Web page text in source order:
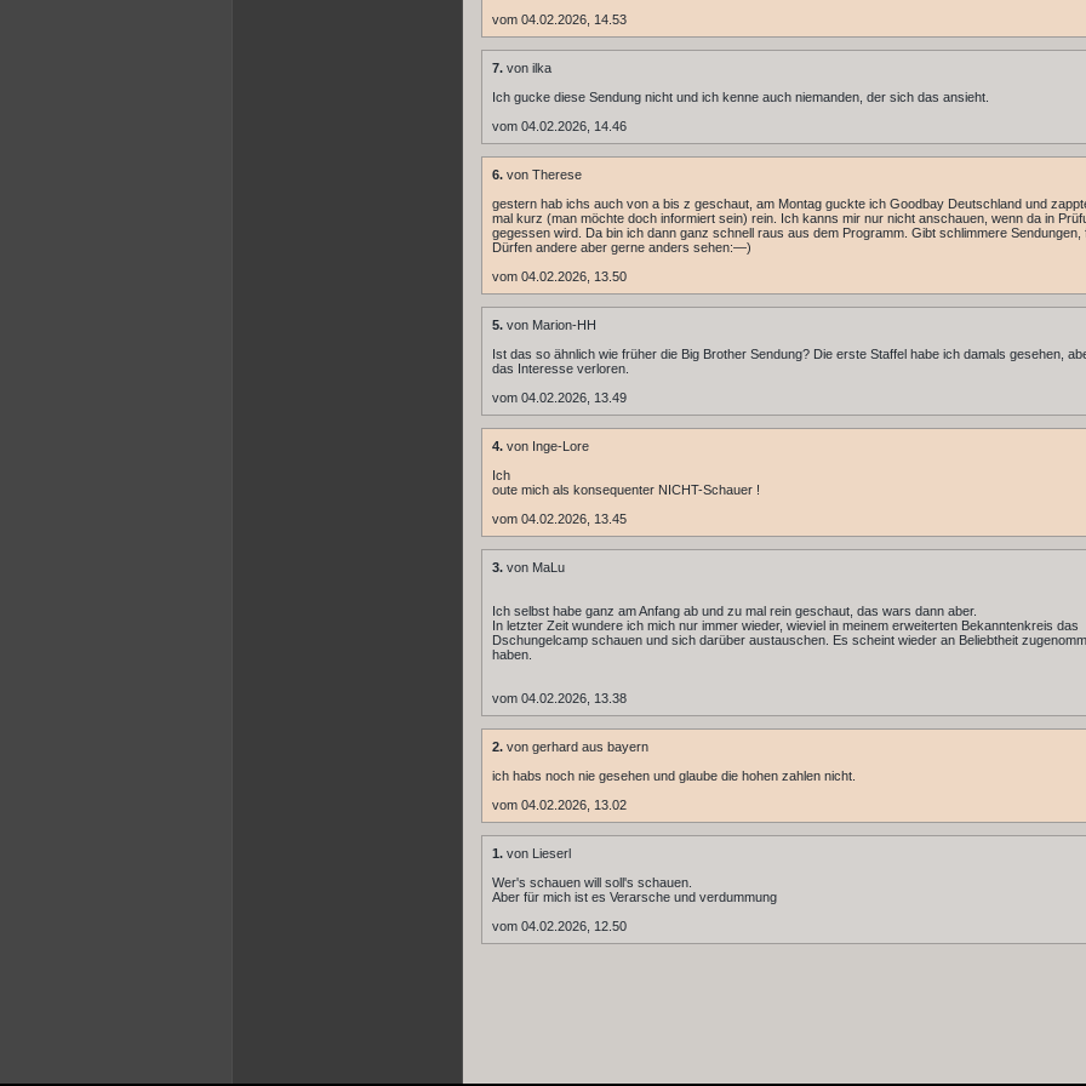
vom 04.02.2026, 14.53
7. von ilka
Ich gucke diese Sendung nicht und ich kenne auch niemanden, der sich das ansieht.
vom 04.02.2026, 14.46
6. von Therese
gestern hab ichs auch von a bis z geschaut, am Montag guckte ich Goodbay Deutschland und
mal kurz (man möchte doch informiert sein) rein. Ich kanns mir nur nicht anschauen, wenn da in
gegessen wird. Da bin ich dann ganz schnell raus aus dem Programm. Gibt schlimmere Sendungen,
Dürfen andere aber gerne anders sehen:—)
vom 04.02.2026, 13.50
5. von Marion-HH
Ist das so ähnlich wie früher die Big Brother Sendung? Die erste Staffel habe ich damals gesehen,
das Interesse verloren.
vom 04.02.2026, 13.49
4. von Inge-Lore
Ich
oute mich als konsequenter NICHT-Schauer !
vom 04.02.2026, 13.45
3. von MaLu
Ich selbst habe ganz am Anfang ab und zu mal rein geschaut, das wars dann aber.
In letzter Zeit wundere ich mich nur immer wieder, wieviel in meinem erweiterten Bekanntenkreis das
Dschungelcamp schauen und sich darüber austauschen. Es scheint wieder an Beliebtheit
haben.
vom 04.02.2026, 13.38
2. von gerhard aus bayern
ich habs noch nie gesehen und glaube die hohen zahlen nicht.
vom 04.02.2026, 13.02
1. von Lieserl
Wer's schauen will soll's schauen.
Aber für mich ist es Verarsche und verdummung
vom 04.02.2026, 12.50